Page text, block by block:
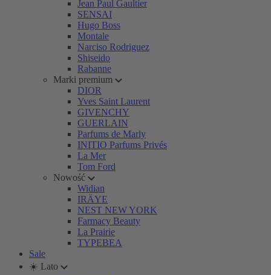
Jean Paul Gaultier
SENSAI
Hugo Boss
Montale
Narciso Rodriguez
Shiseido
Rabanne
Marki premium
DIOR
Yves Saint Laurent
GIVENCHY
GUERLAIN
Parfums de Marly
INITIO Parfums Privés
La Mer
Tom Ford
Nowość
Widian
IRÄYE
NEST NEW YORK
Farmacy Beauty
La Prairie
TYPEBEA
Sale
☀️ Lato